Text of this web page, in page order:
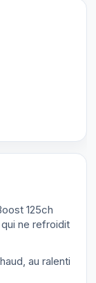
125ch
ne refroidit
au ralenti